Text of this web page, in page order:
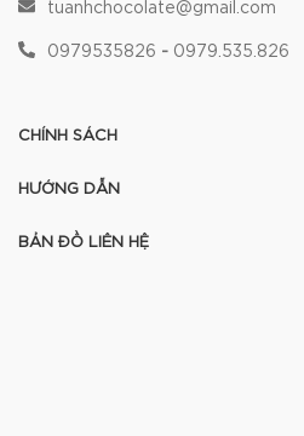
tuanhchocolate@gmail.com
0979535826 - 0979.535.826
CHÍNH SÁCH
HƯỚNG DẪN
BẢN ĐỒ LIÊN HỆ